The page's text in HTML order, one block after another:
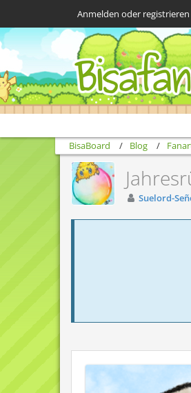
Anmelden oder registrieren
BisaBoard Blog
Suelord-